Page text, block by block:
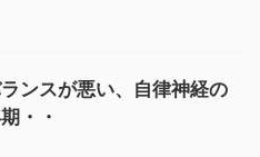
ンスが悪い、自律神経の
・・